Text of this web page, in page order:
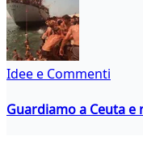
Idee e Commenti
Guardiamo a Ceuta